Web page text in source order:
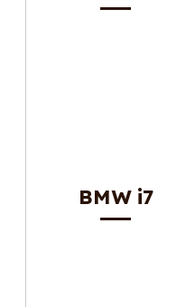
BMW i7